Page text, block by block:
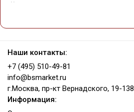
Наши контакты:
+7 (495) 510-49-81
info@bsmarket.ru
г.Москва, пр-кт Вернадского, 19-138
Информация: